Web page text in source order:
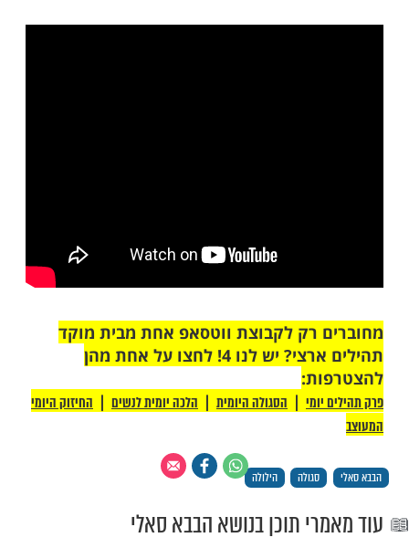
צדיקיםקדושים כאלו שבחייהם מסרו את